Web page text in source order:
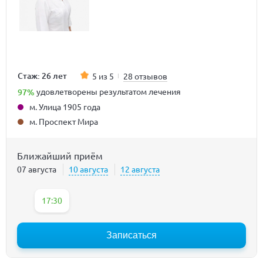
Стаж: 26 лет 5 из 5 28 отзывов
97% удовлетворены результатом лечения
м. Улица 1905 года
м. Проспект Мира
Ближайший приём
07 августа 10 августа 12 августа
17:30
Записаться